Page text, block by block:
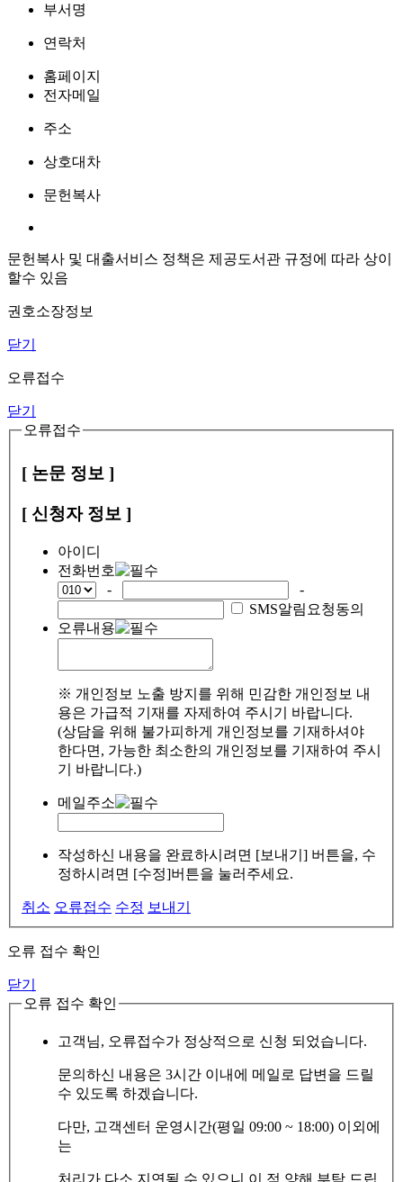
부서명
연락처
홈페이지
전자메일
주소
상호대차
문헌복사
문헌복사 및 대출서비스 정책은 제공도서관 규정에 따라 상이
할수 있음
권호소장정보
닫기
오류접수
닫기
오류접수
[ 논문 정보 ]
[ 신청자 정보 ]
아이디
전화번호
-
-
SMS알림요청동의
오류내용
※ 개인정보 노출 방지를 위해 민감한 개인정보 내
용은 가급적 기재를 자제하여 주시기 바랍니다.
(상담을 위해 불가피하게 개인정보를 기재하셔야
한다면, 가능한 최소한의 개인정보를 기재하여 주시
기 바랍니다.)
메일주소
작성하신 내용을 완료하시려면 [보내기] 버튼을, 수
정하시려면 [수정]버튼을 눌러주세요.
취소 오류접수 수정 보내기
오류 접수 확인
닫기
오류 접수 확인
고객님, 오류접수가 정상적으로 신청 되었습니다.
문의하신 내용은 3시간 이내에 메일로 답변을 드릴
수 있도록 하겠습니다.
다만, 고객센터 운영시간(평일 09:00 ~ 18:00) 이외에
는